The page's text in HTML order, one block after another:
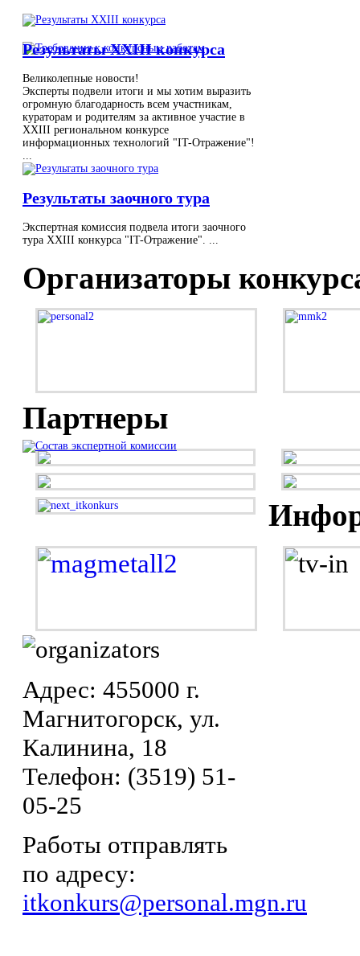
Результаты XXIII конкурса
Великолепные новости!
Эксперты подвели итоги и мы хотим выразить
огромную благодарность всем участникам,
кураторам и родителям за активное участие в
XXIII региональном конкурсе
информационных технологий "IT-Отражение"!
Результаты заочного тура
Экспертная комиссия подвела итоги заочного
тура XXIII конкурса "IT-Отражение". ...
Организаторы
Партнеры
Адрес: 455000 г.
Магнитогорск, ул.
Калинина, 18
Телефон: (3519) 51-
05-25
Работы отправлять
по адресу:
itkonkurs@personal.mgn.ru